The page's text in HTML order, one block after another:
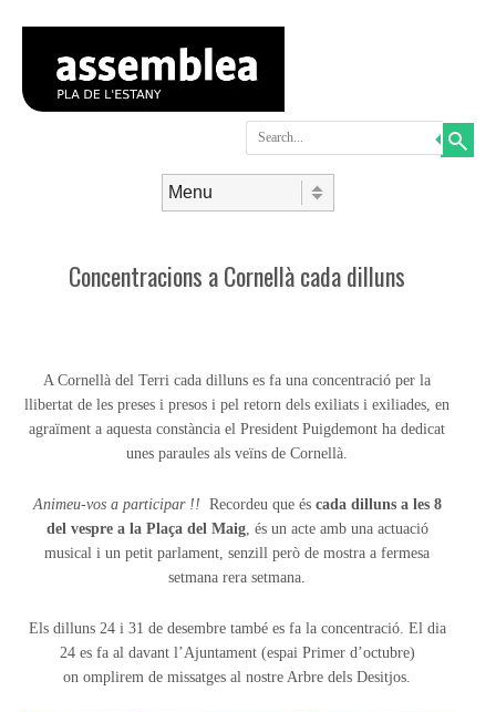
Concentracions a Cornellà cada dilluns
A Cornellà del Terri cada dilluns es fa una concentració per la
llibertat de les preses i presos i pel retorn dels exiliats i exiliades, en
agraïment a aquesta constància el President Puigdemont ha dedicat
unes paraules als veïns de Cornellà.
Animeu-vos a participar !! Recordeu que és cada dilluns a les 8
del vespre a la Plaça del Maig, és un acte amb una actuació
musical i un petit parlament, senzill però de mostra a fermesa
setmana rera setmana.
Els dilluns 24 i 31 de desembre també es fa la concentració. El dia
24 es fa al davant l’Ajuntament (espai Primer d’octubre)
on omplirem de missatges al nostre Arbre dels Desitjos.